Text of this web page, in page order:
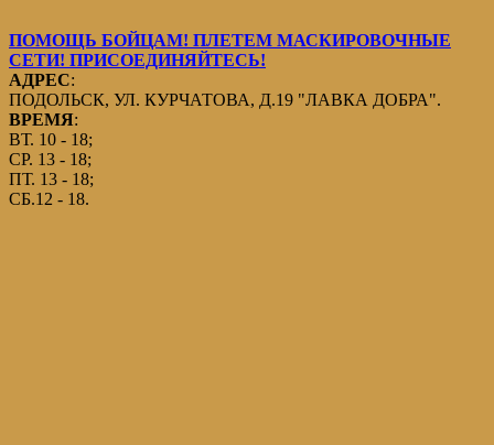
ПОМОЩЬ БОЙЦАМ! ПЛЕТЕМ МАСКИРОВОЧНЫЕ
СЕТИ! ПРИСОЕДИНЯЙТЕСЬ!
АДРЕС:
ПОДОЛЬСК, УЛ. КУРЧАТОВА, Д.19 "ЛАВКА ДОБРА".
ВРЕМЯ:
ВТ. 10 - 18;
СР. 13 - 18;
ПТ. 13 - 18;
СБ.12 - 18.